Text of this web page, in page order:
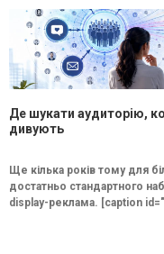
Де шукати аудиторію,
дивують
Ще кілька років тому для
достатньо стандартного
display-реклама. [caption